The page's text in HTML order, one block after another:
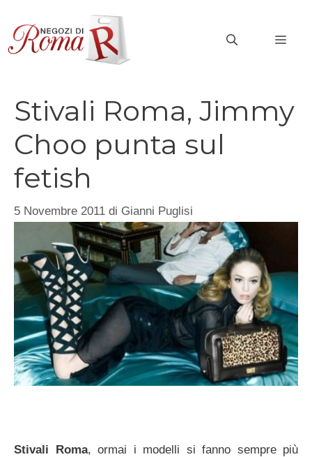
contenuto
Stivali Roma, Jimmy
Choo punta sul
fetish
5 Novembre 2011 di Gianni Puglisi
Stivali Roma, ormai i modelli si fanno sempre più